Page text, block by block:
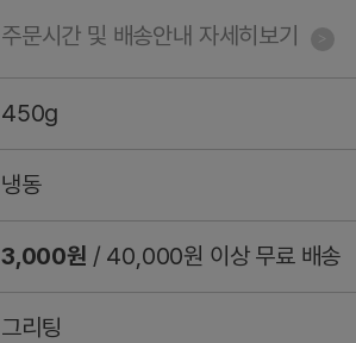
주문시간 및 배송안내 자세히보기
450g
냉동
3,000원 / 40,000원 이상 무료 배송
그리팅